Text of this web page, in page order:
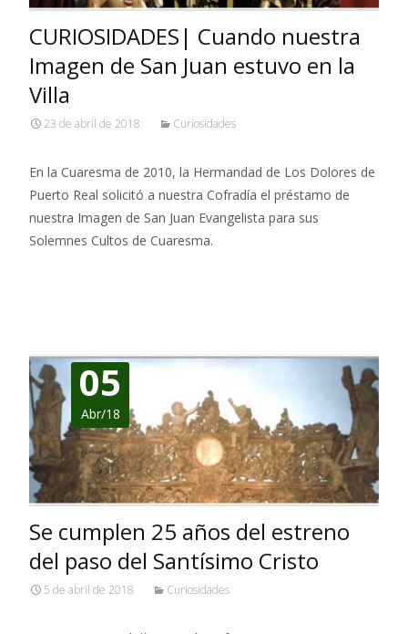
CURIOSIDADES| Cuando nuestra
Imagen de San Juan estuvo en la
Villa
23 de abril de 2018 Curiosidades
En la Cuaresma de 2010, la Hermandad de Los Dolores de
Puerto Real solicitó a nuestra Cofradía el préstamo de
nuestra Imagen de San Juan Evangelista para sus
Solemnes Cultos de Cuaresma.
05
Abr/18
Se cumplen 25 años del estreno
del paso del Santísimo Cristo
5 de abril de 2018 Curiosidades